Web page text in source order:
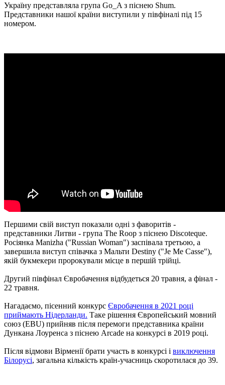
Україну представляла група Go_A з піснею Shum.
Представники нашої країни виступили у півфіналі під 15
номером.
Першими свій виступ показали одні з фаворитів -
представники Литви - група The Roop з піснею Discoteque.
Росіянка Manizha ("Russian Woman") заспівала третьою, а
завершила виступ співачка з Мальти Destiny ("Je Me Casse"),
якій букмекери пророкували місце в першій трійці.
Другий півфінал Євробачення відбудеться 20 травня, а фінал -
22 травня.
Нагадаємо, пісенний конкурс Євробачення в 2021 році
приймають Нідерланди. Таке рішення Європейський мовний
союз (EBU) прийняв після перемоги представника країни
Дункана Лоуренса з піснею Arcade на конкурсі в 2019 році.
Після відмови Вірменії брати участь в конкурсі і виключення
Білорусі, загальна кількість країн-учасниць скоротилася до 39.